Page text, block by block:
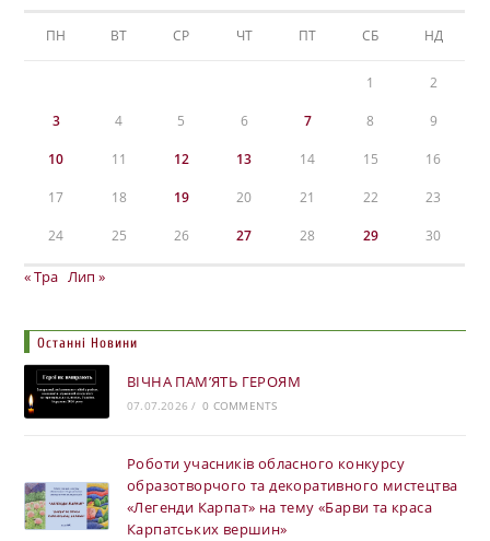
ПН ВТ СР ЧТ ПТ СБ НД
1 2
3 4 5 6 7 8 9
10 11 12 13 14 15 16
17 18 19 20 21 22 23
24 25 26 27 28 29 30
« Тра Лип »
Останні Новини
ВІЧНА ПАМ’ЯТЬ ГЕРОЯМ
07.07.2026 / 0 COMMENTS
Роботи учасників обласного конкурсу
образотворчого та декоративного мистецтва
«Легенди Карпат» на тему «Барви та краса
Карпатських вершин»